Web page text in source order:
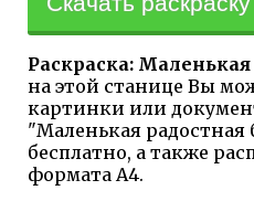
Раскраска:
на этой станице Вы
картинки или
"Маленькая радостная
бесплатно, а также
формата А4.